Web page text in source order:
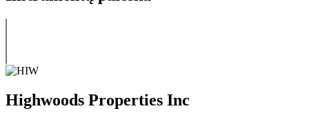
Highwoods Properties Inc